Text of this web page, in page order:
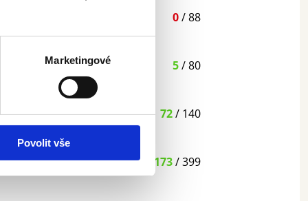
Marketingové
Povolit vše
0/ 88
5/ 80
72/ 140
173/ 399